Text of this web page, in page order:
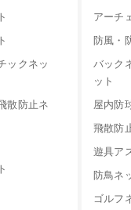
ックネッ
散防止ネ
アーチ
防風・
バック
ット
屋内防
飛散防
遊具ア
防鳥ネ
ゴルフ